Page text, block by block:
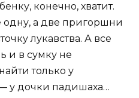
конечно, хватит.
а две пригоршни
лукавства. А все
и в сумку не
только у
— у дочки падишаха…